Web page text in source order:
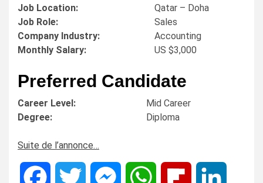
Job Location:
Qatar – Doha
Job Role:
Sales
Company Industry:
Accounting
Monthly Salary:
US $3,000
Preferred Candidate
Career Level:
Mid Career
Degree:
Diploma
Suite de l’annonce…
Facebook Twitter MessengerWhatsApp Flipboard